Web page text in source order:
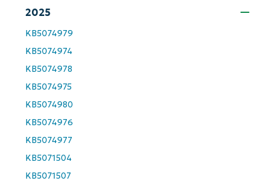
2025
KB5074979
KB5074974
KB5074978
KB5074975
KB5074980
KB5074976
KB5074977
KB5071504
KB5071507
number*
name*